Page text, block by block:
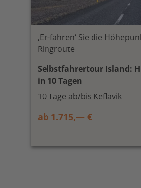
‚Er-fahren‘ Sie die
Ringroute
Selbstfahrertour Island:
in 10 Tagen
10 Tage ab/bis Keflavik
ab 1.715,— €